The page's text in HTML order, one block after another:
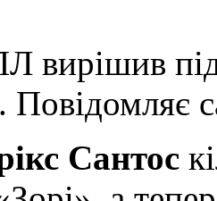
вирішив
Повідомляє
Сантос